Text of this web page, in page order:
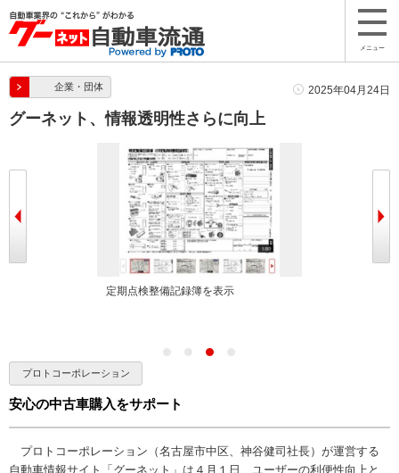
メニュー
企業・団体 2025年04月24日
グーネット、情報透明性さらに向上
定期点検整備記録簿を表示
プロトコーポレーション
安心の中古車購入をサポート
プロトコーポレーション（名古屋市中区、神谷健司社長）が運営する
自動車情報サイト「グーネット」は４月１日、ユーザーの利便性向上と